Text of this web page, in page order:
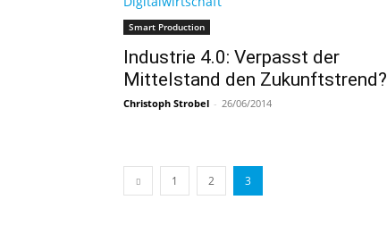
Smart Production
Industrie 4.0: Verpasst der
Mittelstand den Zukunftstrend?
Christoph Strobel - 26/06/2014
1 2 3